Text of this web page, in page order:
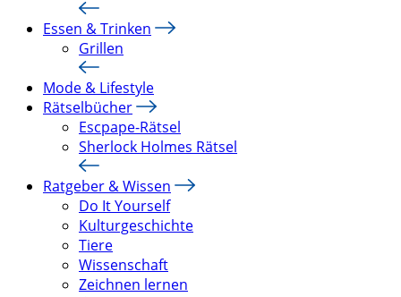
Essen & Trinken
Grillen
Mode & Lifestyle
Rätselbücher
Escpape-Rätsel
Sherlock Holmes Rätsel
Ratgeber & Wissen
Do It Yourself
Kulturgeschichte
Tiere
Wissenschaft
Zeichnen lernen